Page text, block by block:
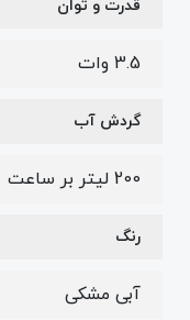
قدرت و توان
3.5 وات
گردش آب
200 لیتر بر ساعت
رنگ
آبی مشکی